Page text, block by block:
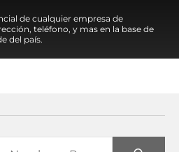
de cualquier empresa de
teléfono, y mas en la base de
del país.